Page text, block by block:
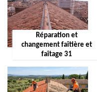
Réparation et
changement faîtière et
faîtage 31